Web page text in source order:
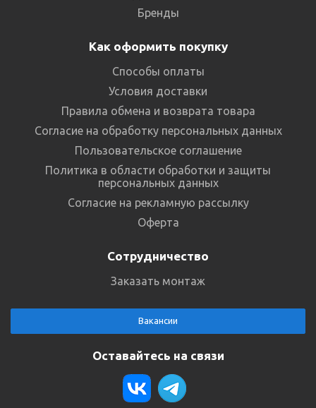
Бренды
Как оформить покупку
Способы оплаты
Условия доставки
Правила обмена и возврата товара
Согласие на обработку персональных данных
Пользовательское соглашение
Политика в области обработки и защиты
персональных данных
Согласие на рекламную рассылку
Оферта
Сотрудничество
Заказать монтаж
Вакансии
Оставайтесь на связи